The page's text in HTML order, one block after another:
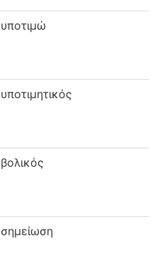
υποτιμώ
υποτιμητικός
βολικός
σημείωση